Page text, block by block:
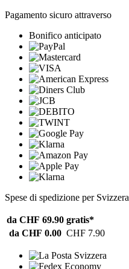
Pagamento sicuro attraverso
Bonifico anticipato
Spese di spedizione per Svizzera
da CHF 69.90 gratis*
da CHF 0.00 CHF 7.90